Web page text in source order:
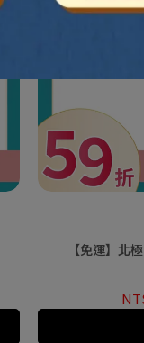
【免運】北